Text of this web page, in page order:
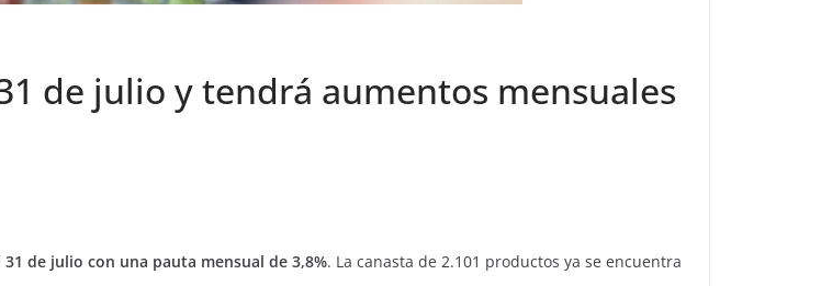
de julio y tendrá aumentos mensuales
de julio con una pauta mensual de 3,8%. La canasta de 2.101 productos ya se encuentra